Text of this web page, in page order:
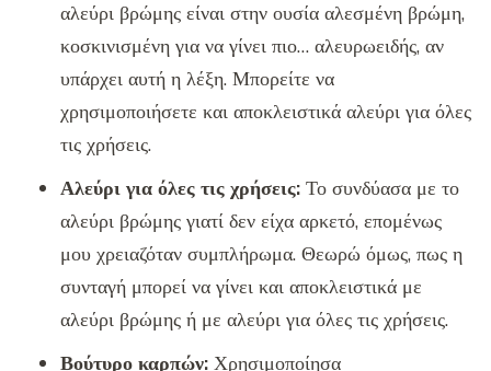
αλεύρι βρώμης είναι στην ουσία αλεσμένη βρώμη,
κοσκινισμένη για να γίνει πιο… αλευρωειδής, αν
υπάρχει αυτή η λέξη. Μπορείτε να
χρησιμοποιήσετε και αποκλειστικά αλεύρι για όλες
τις χρήσεις.
Αλεύρι για όλες τις χρήσεις: Το συνδύασα με το
αλεύρι βρώμης γιατί δεν είχα αρκετό, επομένως
μου χρειαζόταν συμπλήρωμα. Θεωρώ όμως, πως η
συνταγή μπορεί να γίνει και αποκλειστικά με
αλεύρι βρώμης ή με αλεύρι για όλες τις χρήσεις.
Βούτυρο καρπών: Χρησιμοποίησα